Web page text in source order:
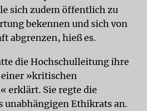
sich zudem öffentlich zu
bekennen und sich von
abgrenzen, hieß es.
die Hochschulleitung ihre
»kritischen
erklärt. Sie regte die
unabhängigen Ethikrats an.